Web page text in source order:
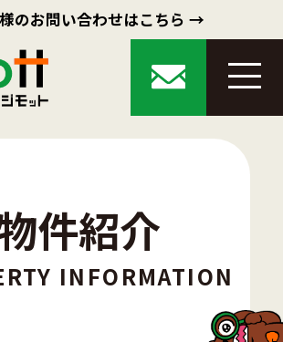
のお問い合わせはこちら →
件紹介
INFORMATION